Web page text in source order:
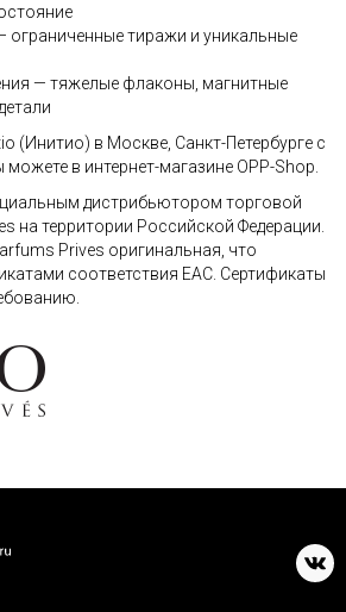
ограниченные тиражи и уникальные
— тяжелые флаконы, магнитные
(Инитио) в Москве, Санкт-Петербурге с
в интернет-магазине OPP-Shop.
дистрибьютором торговой
на территории Российской Федерации.
Prives оригинальная, что
соответствия ЕАС. Сертификаты